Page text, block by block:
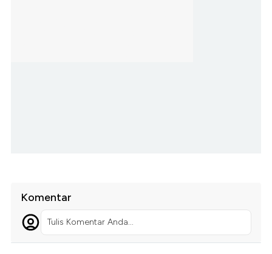
Komentar
Tulis Komentar Anda...